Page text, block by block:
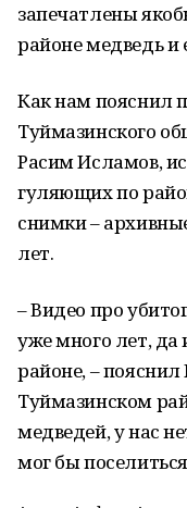
запечатлены
районе медведь и
Как нам пояснил
Туймазинского
Расим Исламов,
гуляющих по
снимки –
лет.
– Видео про
уже много лет,
районе, –
Туймазинском
медведей, у нас
мог бы